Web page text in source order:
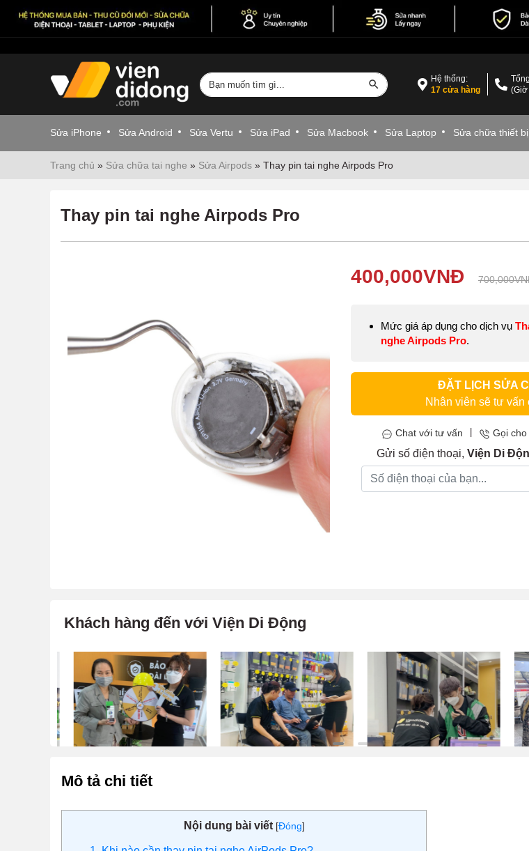
Hệ thống:
17 cửa hàng
(Giờ
Sửa iPhone Sửa Android Sửa Vertu Sửa iPad Sửa Macbook Sửa Laptop Sửa chữa thiết
Trang chủ » Sửa chữa tai nghe » Sửa Airpods » Thay pin tai nghe Airpods Pro
Thay pin tai nghe Airpods Pro
400,000VNĐ 700,000
Mức giá áp dụng cho dịch vụ
nghe Airpods Pro.
ĐẶT LỊCH SỬA
Nhân viên sẽ tư vấn
Chat với tư vấn Gọi
Gửi số điện thoại, Viện Di
Khách hàng đến với Viện Di Động
Mô tả chi tiết
Nội dung bài viết [Đóng]